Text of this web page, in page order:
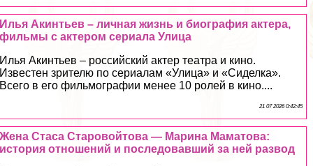
Илья Акинтьев – личная жизнь и биография актера,
фильмы с актером сериала Улица
Илья Акинтьев – российский актер театра и кино.
Известен зрителю по сериалам «Улица» и «Сиделка».
Всего в его фильмографии менее 10 ролей в кино....
21 07 2026 0:42:45
Жена Стаса Старовойтова — Марина Маматова:
история отношений и последовавший за ней развод